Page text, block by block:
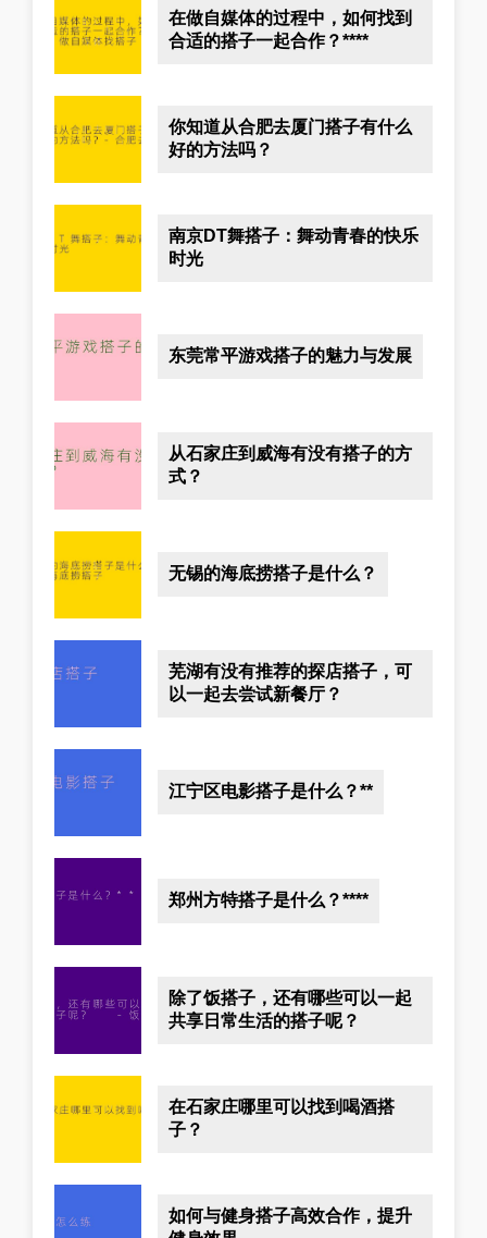
在做自媒体的过程中，如何找到
合适的搭子一起合作？****
你知道从合肥去厦门搭子有什么
好的方法吗？
南京DT舞搭子：舞动青春的快乐
时光
东莞常平游戏搭子的魅力与发展
从石家庄到威海有没有搭子的方
式？
无锡的海底捞搭子是什么？
芜湖有没有推荐的探店搭子，可
以一起去尝试新餐厅？
江宁区电影搭子是什么？**
郑州方特搭子是什么？****
除了饭搭子，还有哪些可以一起
共享日常生活的搭子呢？
在石家庄哪里可以找到喝酒搭
子？
如何与健身搭子高效合作，提升